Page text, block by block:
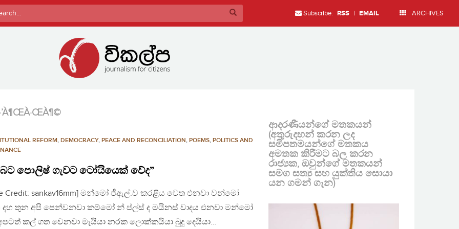
Subscribe: RSS | EMAIL ARCHIVES
REFORM, DEMOCRACY, PEACE AND RECONCILIATION, POEMS, POLITICS AND
පොලිෂ් ගැවට ටෝයියෙක් වේද”
Credit: sankav16mm] මන්මෝ ජීඇල්.ව කරළිය වෙත එනවා වන්මෝ
තුන අපි පෙන්වනවා කම්මෝ න් ප්ල්ස් ද මයිනස් වාදය එනවා මන්මෝ
කල් ගත වෙනවා මැයියා නරක ලොක්කයියා බුදු දෙයියා…
ආදරණීයන්ගේ මතකයන්
(අතුරුදහන් කරන ලද
සමීපතමයන්ගේ මතකය
අමතක කිරීමට බල කරන
රාජ්‍යක, ඔවුන්ගේ මතකයන්
සමග සත්‍ය සහ යුක්තිය සොයා
යන ගමන් ගැන)